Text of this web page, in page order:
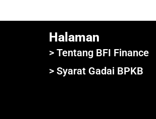
Halaman
> Tentang BFI Finance
> Syarat Gadai BPKB